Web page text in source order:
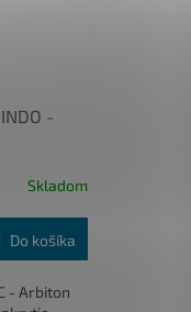
-
Skladom
Do košíka
- Arbiton